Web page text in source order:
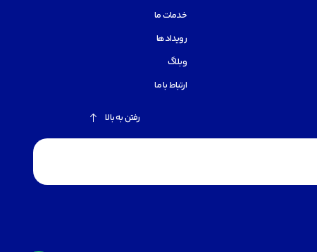
خدمات ما
رویدادها
وبلاگ
ارتباط با ما
رفتن به بالا